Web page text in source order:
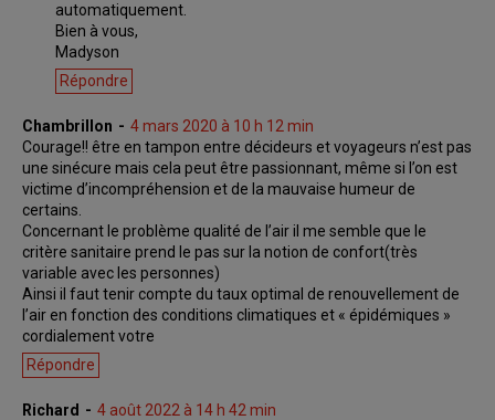
automatiquement.
Bien à vous,
Madyson
Répondre
Chambrillon
4 mars 2020 à 10 h 12 min
Courage!! être en tampon entre décideurs et voyageurs n’est pas
une sinécure mais cela peut être passionnant, même si l’on est
victime d’incompréhension et de la mauvaise humeur de
certains.
Concernant le problème qualité de l’air il me semble que le
critère sanitaire prend le pas sur la notion de confort(très
variable avec les personnes)
Ainsi il faut tenir compte du taux optimal de renouvellement de
l’air en fonction des conditions climatiques et « épidémiques »
cordialement votre
Répondre
Richard
4 août 2022 à 14 h 42 min